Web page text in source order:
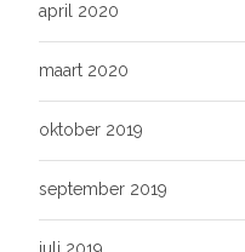
april 2020
maart 2020
oktober 2019
september 2019